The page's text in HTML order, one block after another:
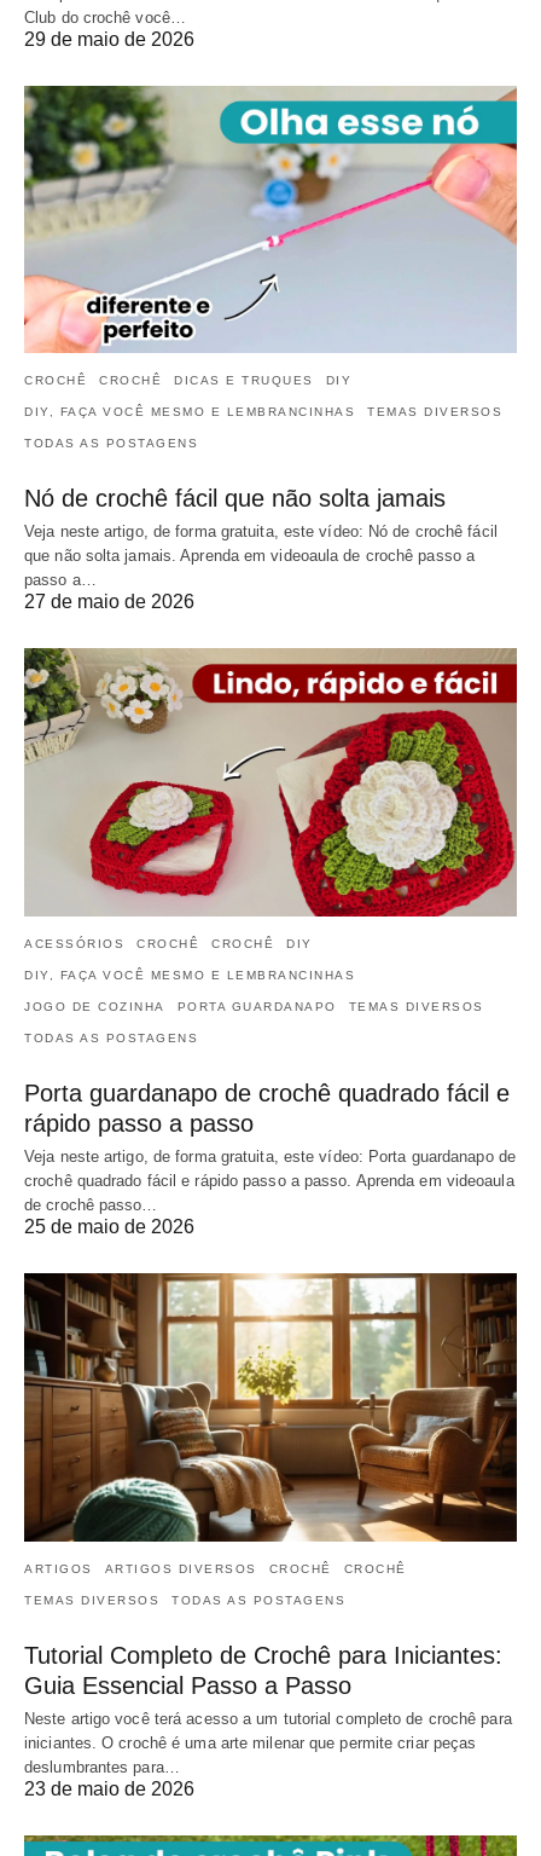
Club do crochê você…
29 de maio de 2026
CROCHÊ CROCHÊ DICAS E TRUQUES DIY
DIY, FAÇA VOCÊ MESMO E LEMBRANCINHAS TEMAS DIVERSOS
TODAS AS POSTAGENS
Nó de crochê fácil que não solta jamais
Veja neste artigo, de forma gratuita, este vídeo: Nó de crochê fácil
que não solta jamais. Aprenda em videoaula de crochê passo a
passo a…
27 de maio de 2026
ACESSÓRIOS CROCHÊ CROCHÊ DIY
DIY, FAÇA VOCÊ MESMO E LEMBRANCINHAS
JOGO DE COZINHA PORTA GUARDANAPO TEMAS DIVERSOS
TODAS AS POSTAGENS
Porta guardanapo de crochê quadrado fácil e
rápido passo a passo
Veja neste artigo, de forma gratuita, este vídeo: Porta guardanapo de
crochê quadrado fácil e rápido passo a passo. Aprenda em videoaula
de crochê passo…
25 de maio de 2026
ARTIGOS ARTIGOS DIVERSOS CROCHÊ CROCHÊ
TEMAS DIVERSOS TODAS AS POSTAGENS
Tutorial Completo de Crochê para Iniciantes:
Guia Essencial Passo a Passo
Neste artigo você terá acesso a um tutorial completo de crochê para
iniciantes. O crochê é uma arte milenar que permite criar peças
deslumbrantes para…
23 de maio de 2026